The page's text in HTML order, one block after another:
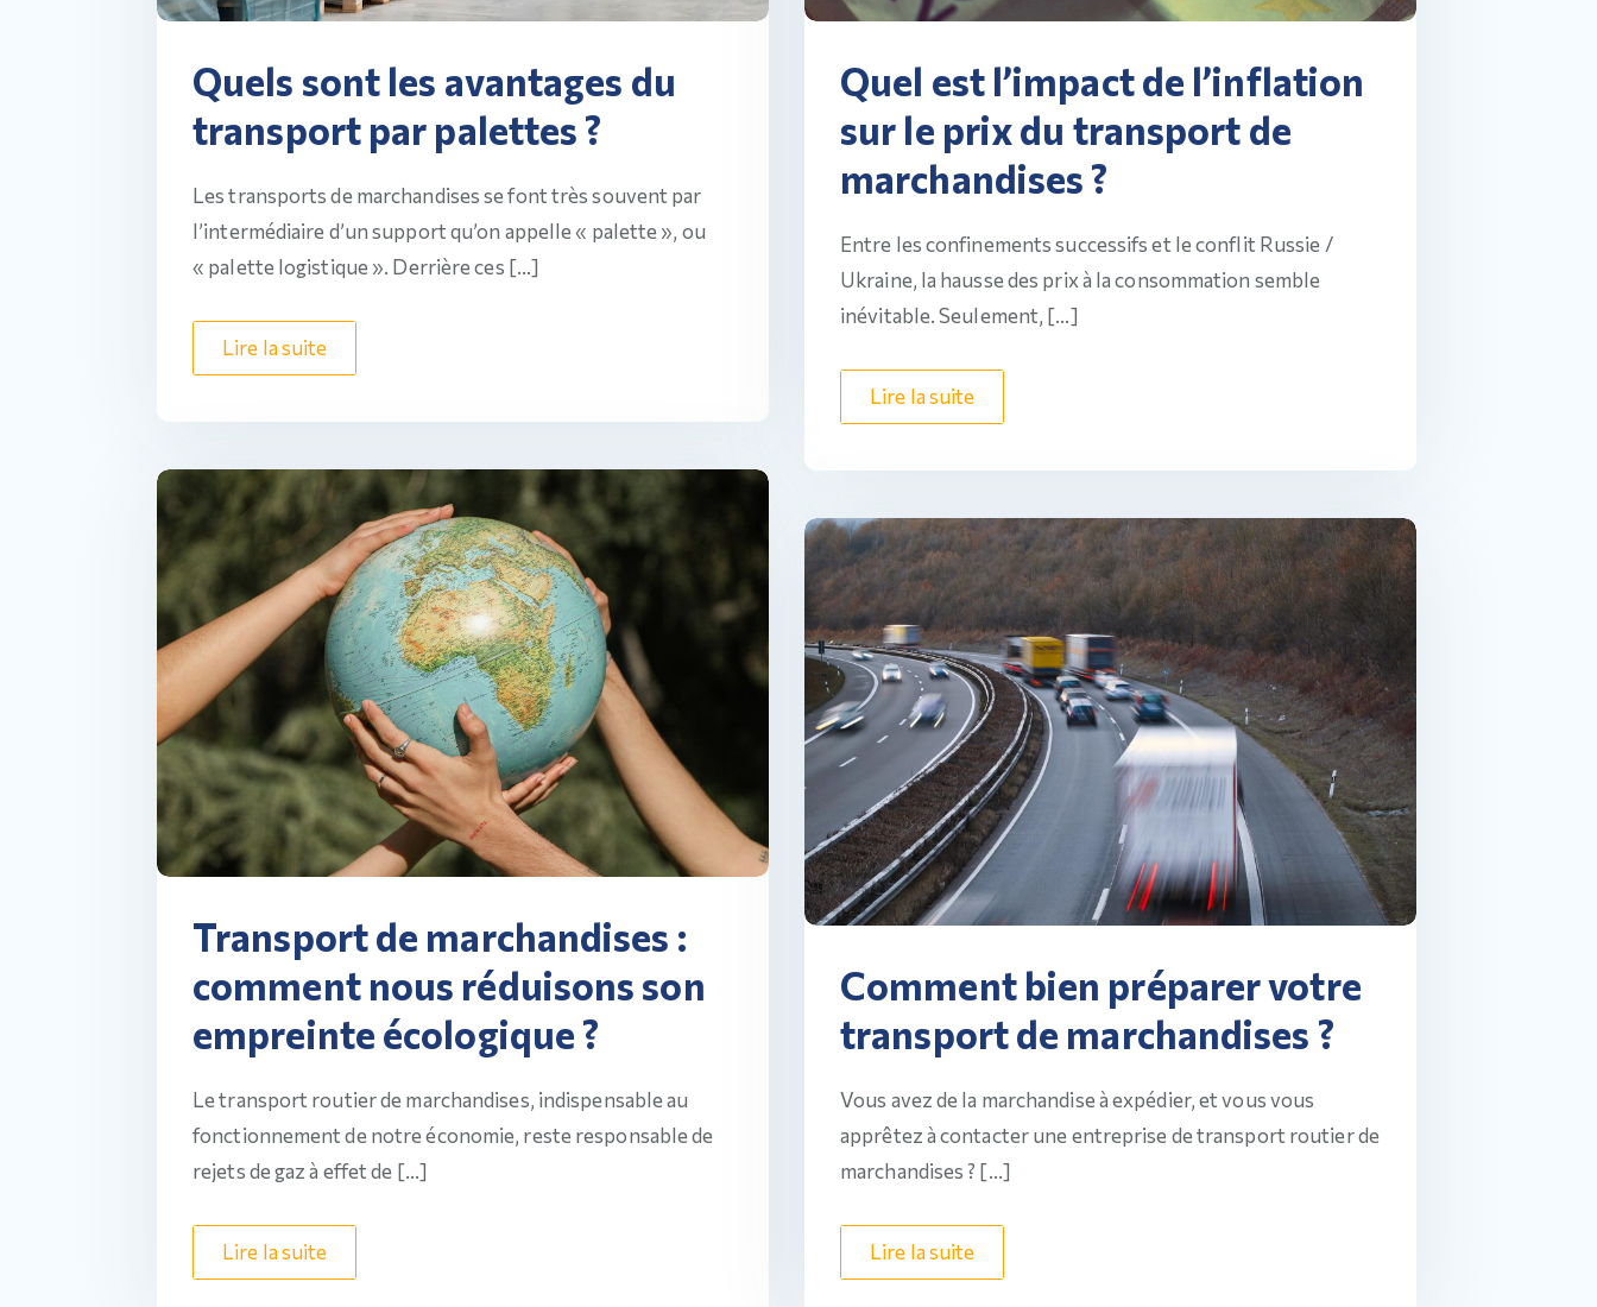
Quels sont les avantages du
transport par palettes ?
Les transports de marchandises se font très souvent par
l’intermédiaire d’un support qu’on appelle « palette », ou
« palette logistique ». Derrière ces […]
Lire la suite
Quel est l’impact de l’inflation
sur le prix du transport de
marchandises ?
Entre les confinements successifs et le conflit Russie /
Ukraine, la hausse des prix à la consommation semble
inévitable. Seulement, […]
Lire la suite
Transport de marchandises :
comment nous réduisons son
empreinte écologique ?
Le transport routier de marchandises, indispensable au
fonctionnement de notre économie, reste responsable de
rejets de gaz à effet de […]
Lire la suite
Comment bien préparer votre
transport de marchandises ?
Vous avez de la marchandise à expédier, et vous vous
apprêtez à contacter une entreprise de transport routier de
marchandises ? […]
Lire la suite